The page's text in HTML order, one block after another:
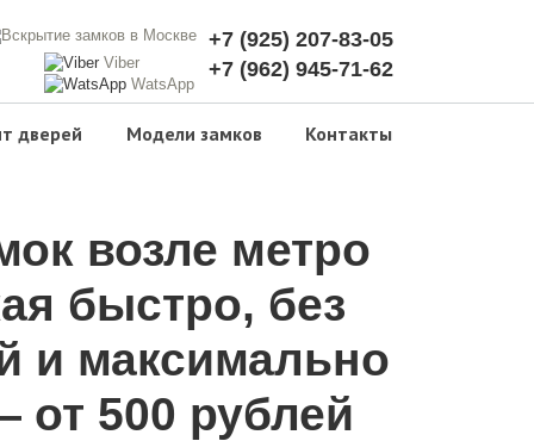
+7 (925) 207-83-05
+7 (962) 945-71-62
Viber
WatsApp
дверей Модели замков Контакты
возле метро
быстро, без
и максимально
от 500 рублей